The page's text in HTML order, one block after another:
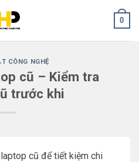
0
CÔNG NGHỆ
cũ – Kiểm tra
trước khi
cũ để tiết kiệm chi